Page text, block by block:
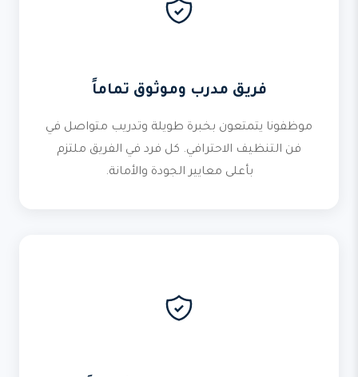
فريق مدرب وموثوق تماماً
موظفونا يتمتعون بخبرة طويلة وتدريب متواصل في
فن التنظيف الاحترافي. كل فرد في الفريق ملتزم
بأعلى معايير الجودة والأمانة.